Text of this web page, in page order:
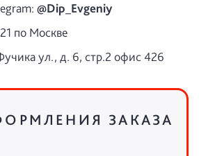
@Dip_Evgeniy
по Москве
ул., д. 6, стр.2 офис 426
ЗАКАЗА